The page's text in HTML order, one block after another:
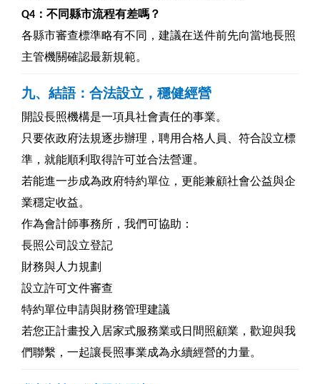
Q4 ：不同縣市流程有差嗎？
各縣市審查標準略有不同，建議在送件前先向當地長照
主管機關確認最新規範。
九、結語：合法設立，穩健經營
開設長照機構是一項具社會責任的事業。
只要依政府法規逐步辦理，聘用合格人員、符合設立標
準，就能順利取得許可並合法營運。
若能進一步成為政府特約單位，更能兼顧社會公益與企
業穩定收益。
作為會計師事務所，我們可協助：
長照公司設立登記
財務與人力規劃
設立許可文件審查
特約單位申請與財務管理建議
若您正計畫投入居家式服務業或日間照顧業，歡迎與我
們聯繫，一起讓長照事業成為永續經營的力量。